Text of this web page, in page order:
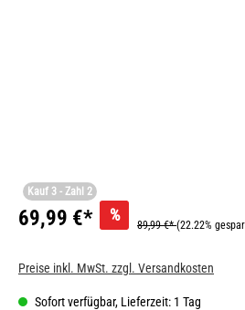
Kauf 3 - Zahl 2
69,99 €* %
89,99 €*(22.22%
Preise inkl. MwSt. zzgl. Versandkosten
Sofort verfügbar, Lieferzeit: 1 Tag